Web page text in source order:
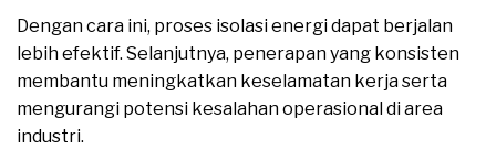
Dengan cara ini, proses isolasi energi dapat berjalan
lebih efektif. Selanjutnya, penerapan yang konsisten
membantu meningkatkan keselamatan kerja serta
mengurangi potensi kesalahan operasional di area
industri.